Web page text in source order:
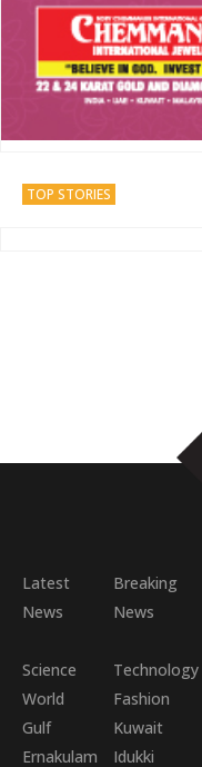
TOP STORIES
Latest
News
Breaking
News
Science
World
Technology
Fashion
Gulf
Kuwait
Ernakulam
Idukki